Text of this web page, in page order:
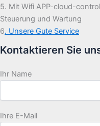
5. Mit Wifi APP-cloud-
Steuerung und Wartung
6. Unsere Gute Service
Kontaktieren Sie
Ihr Name
Ihre E-Mail